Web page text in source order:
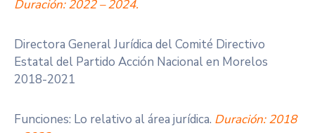
Duración: 2022 – 2024.
Directora General Jurídica del Comité Directivo
Estatal del Partido Acción Nacional en Morelos
2018-2021
Funciones: Lo relativo al área jurídica. Duración: 2018